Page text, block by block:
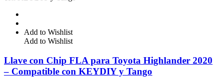
Add to Wishlist
Add to Wishlist
Llave con Chip FLA para Toyota Highlander 2020
– Compatible con KEYDIY y Tango